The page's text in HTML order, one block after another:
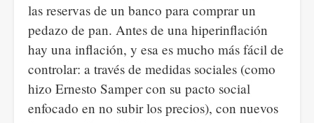
las reservas de un banco para comprar un
pedazo de pan. Antes de una hiperinflación
hay una inflación, y esa es mucho más fácil de
controlar: a través de medidas sociales (como
hizo Ernesto Samper con su pacto social
enfocado en no subir los precios), con nuevos